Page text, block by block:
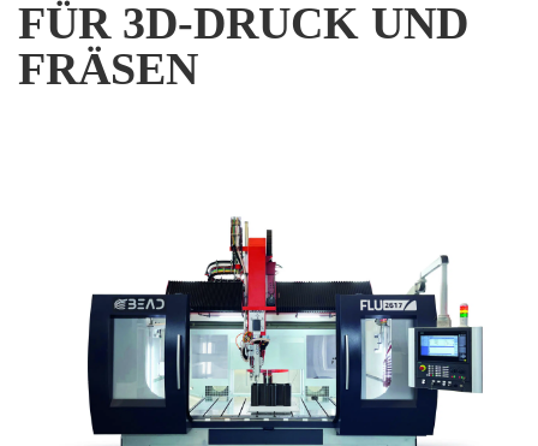
FÜR 3D-DRUCK UND
FRÄSEN